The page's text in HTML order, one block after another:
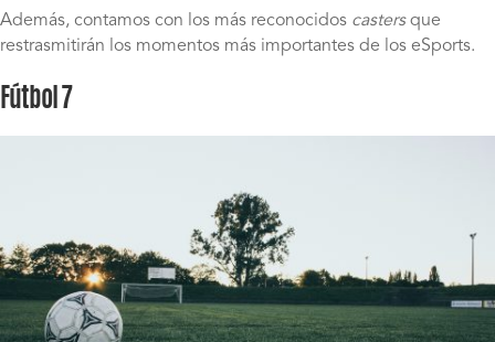
Además, contamos con los más reconocidos castersque
restrasmitirán los momentos más importantes de los eSports.
Fútbol 7